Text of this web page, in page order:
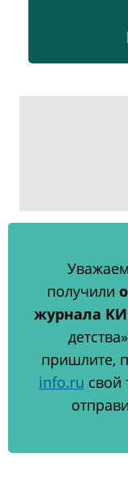
получили
журнала
пришлите,
info.ru